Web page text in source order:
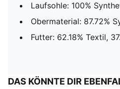
Laufsohle: 100%
Obermaterial: 87.72%
Futter: 62.18% Textil,
DAS KÖNNTE DIR